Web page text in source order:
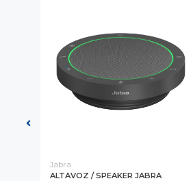
Jabra
ALTAVOZ / SPEAKER JABRA